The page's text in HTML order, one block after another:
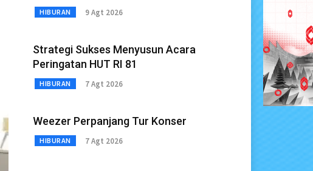
HIBURAN 9 Agt 2026
Strategi Sukses Menyusun Acara
Peringatan HUT RI 81
HIBURAN 7 Agt 2026
Weezer Perpanjang Tur Konser
HIBURAN 7 Agt 2026